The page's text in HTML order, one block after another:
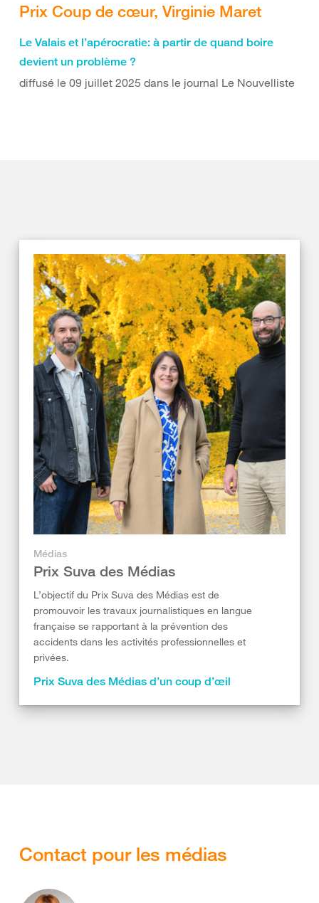
Prix Coup de cœur, Virginie Maret
Le Valais et l’apérocratie: à partir de quand boire
devient un problème ?
diffusé le 09 juillet 2025 dans le journal Le Nouvelliste
Médias
Prix Suva des Médias
L’objectif du Prix Suva des Médias est de
promouvoir les travaux journalistiques en langue
française se rapportant à la prévention des
accidents dans les activités professionnelles et
privées.
Prix Suva des Médias d’un coup d’œil
Contact pour les médias